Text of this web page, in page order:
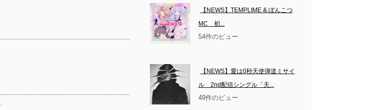
【NEWS】TEMPLIME & ぽんこつ
MC　初...
54件のビュー
【NEWS】愛は0秒天使弾道ミサイ
ル　2nd配信シングル「天...
49件のビュー